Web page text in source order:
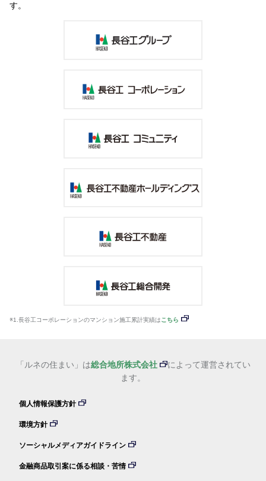
す。
※1.長谷工コーポレーションのマンション施工累計実績はこちら
「ルネの住まい」は総合地所株式会社
によって運営されてい
ます。
個人情報保護方針
環境方針
ソーシャルメディアガイドライン
金融商品取引案に係る相談・苦情